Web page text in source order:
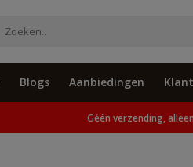
Blogs Aanbiedingen
Geen verzending, alleen
Géén verzending, alleen